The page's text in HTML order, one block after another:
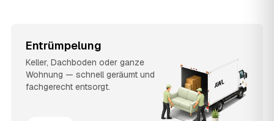
Entrümpelung
Keller, Dachboden oder ganze
Wohnung — schnell geräumt und
fachgerecht entsorgt.